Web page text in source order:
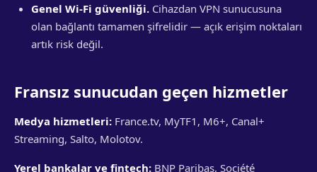
Genel Wi-Fi güvenliği. Cihazdan VPN sunucusuna
olan bağlantı tamamen şifrelidir — açık erişim noktaları
artık risk değil.
Fransız sunucudan geçen hizmetler
Medya hizmetleri: France.tv, MyTF1, M6+, Canal+
Streaming, Salto, Molotov.
Yerel bankalar ve fintech: BNP Paribas, Société